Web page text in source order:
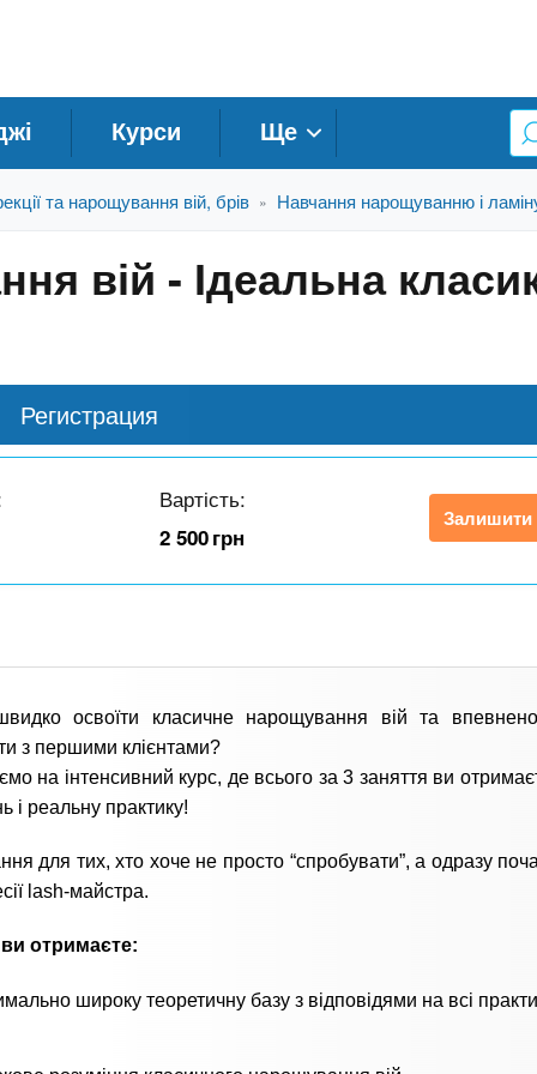
Курси Ще
та нарощування вій, брів » Навчання нарощуванню і
вій - Ідеальна
Регистрация
Вартість:
2 500грн
Залишити
освоїти класичне нарощування вій та
з першими клієнтами?
на інтенсивний курс, де всього за 3 заняття ви
і реальну практику!
для тих, хто хоче не просто “спробувати”, а одразу
lash-майстра.
ви отримаєте:
широку теоретичну базу з відповідями на всі